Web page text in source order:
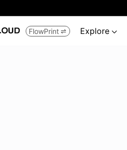
FlowPrint  Explore 